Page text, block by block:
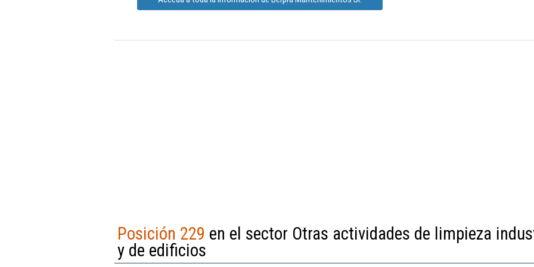
Posición 229 en el sector Otras actividades de limpieza
y de edificios